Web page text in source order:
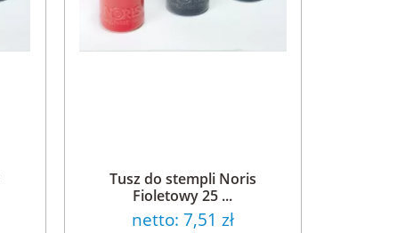
Tusz do stempli Noris
Fioletowy 25 ...
netto: 7,51 zł